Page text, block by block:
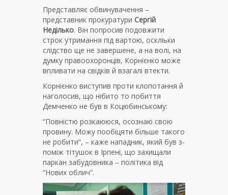
Представляє обвинувачення –
представник прокуратури Сергій
Неділько. Він попросив подовжити
строк утримання під вартою, оскліьки
слідство ще не завершене, а на волі, на
думку правоохоронців, Корнієнко може
впливати на свідків й взагалі втекти.
Корнієнко виступив проти клопотання й
наголосив, що нібито то побиття
Демченко не був в Коцюбинському:
“Повністю розкаююся, осознаю свою
провину. Можу пообіцяти більше такого
не робити”, – каже нападник, який був з-
поміж тітушок в Ірпені, що захищали
паркан забудовника – політика від
“Нових облич”.